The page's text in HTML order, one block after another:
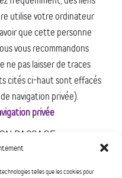
telles que les cookies pour
utilise votre ordinateur
que cette personne
vous recommandons
ne pas laisser de traces
cités ci-haut sont effacés
navigation privée).
privée
PASSAGE
vous pouvez tout de
de votre